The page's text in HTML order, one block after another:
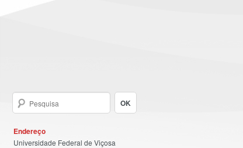
Endereço
Universidade Federal de Viçosa